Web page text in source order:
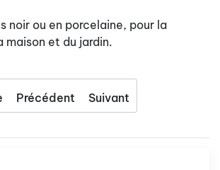
noir ou en porcelaine, pour la
maison et du jardin.
Précédent Suivant